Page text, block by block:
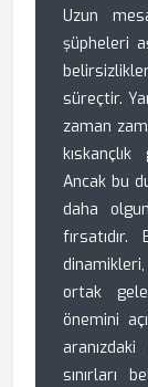
Uzun
şüpheleri
süreçtir.
zaman
Ancak bu
daha
ortak
önemini
sınırları